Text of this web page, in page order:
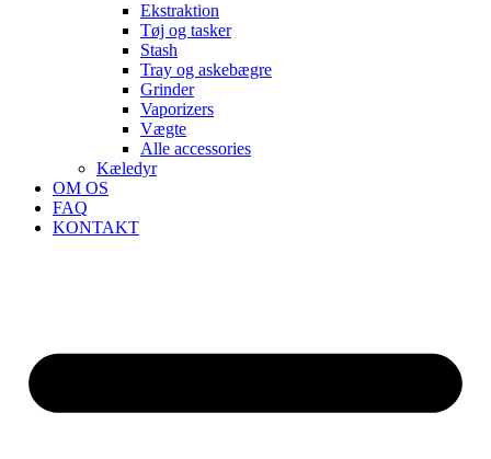
Ekstraktion
Tøj og tasker
Stash
Tray og askebægre
Grinder
Vaporizers
Vægte
Alle accessories
Kæledyr
OM OS
FAQ
KONTAKT